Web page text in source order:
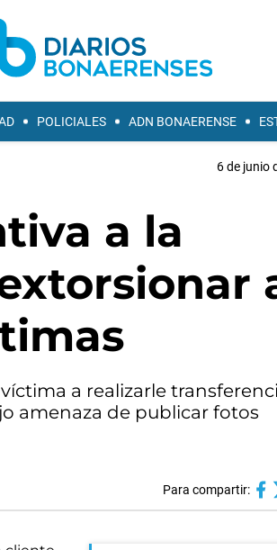
POLICIALES ADN BONAERENSE
6 de junio
a la
a realizarle
amenaza de publicar fotos
Para compartir: